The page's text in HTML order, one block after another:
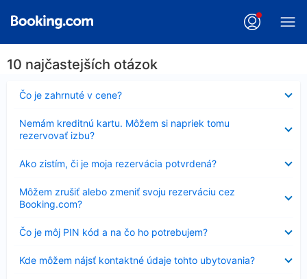
10 najčastejších otázok
Čo je zahrnuté v cene?
Nezobrazuje
sa
Nemám kreditnú kartu. Môžem si napriek tomu
rezervovať izbu?
sa
Ako zistím, či je moja rezervácia potvrdená?
sa
Môžem zrušiť alebo zmeniť svoju rezerváciu cez
Booking.com?
sa
Čo je môj PIN kód a na čo ho potrebujem?
Nezobrazuje
sa
Kde môžem nájsť kontaktné údaje tohto ubytovania?
sa